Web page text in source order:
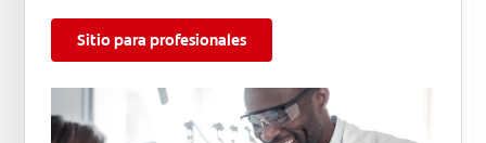
Sitio para profesionales